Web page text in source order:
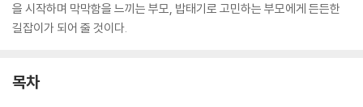
을 시작하며 막막함을 느끼는 부모, 밥태기로 고민하는 부모에게 든든한
길잡이가 되어 줄 것이다.
목차